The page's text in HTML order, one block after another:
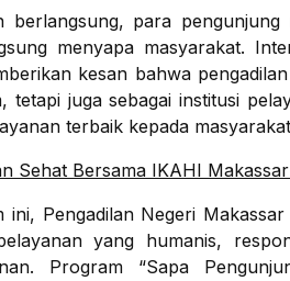
berlangsung, para
menyapa masyarakat.
kesan bahwa
tetapi juga sebagai institusi
terbaik kepada
Sehat Bersama IKAHI
ini, Pengadilan Negeri
yang humanis,
Program “Sapa